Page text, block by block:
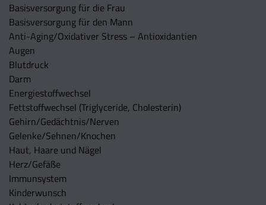
Basisversorgung für die Frau
Basisversorgung für den Mann
Anti-Aging/Oxidativer Stress – Antioxidantien
Augen
Blutdruck
Darm
Energiestoffwechsel
Fettstoffwechsel (Triglyceride, Cholesterin)
Gehirn/Gedächtnis/Nerven
Gelenke/Sehnen/Knochen
Haut, Haare und Nägel
Herz/Gefäße
Immunsystem
Kinderwunsch